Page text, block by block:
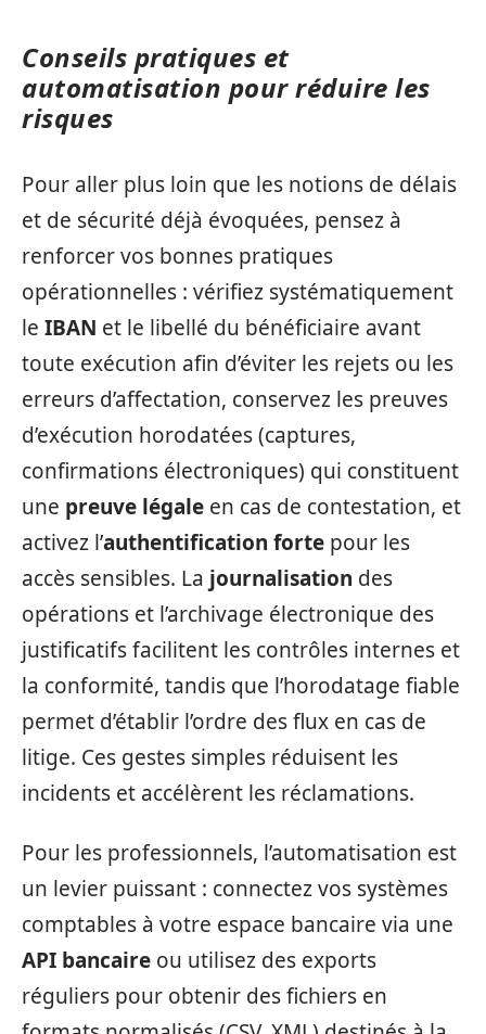
Conseils pratiques et
automatisation pour réduire les
risques
Pour aller plus loin que les notions de délais
et de sécurité déjà évoquées, pensez à
renforcer vos bonnes pratiques
opérationnelles : vérifiez systématiquement
le IBAN et le libellé du bénéficiaire avant
toute exécution afin d’éviter les rejets ou les
erreurs d’affectation, conservez les preuves
d’exécution horodatées (captures,
confirmations électroniques) qui constituent
une preuve légale en cas de contestation, et
activez l’authentification forte pour les
accès sensibles. La journalisation des
opérations et l’archivage électronique des
justificatifs facilitent les contrôles internes et
la conformité, tandis que l’horodatage fiable
permet d’établir l’ordre des flux en cas de
litige. Ces gestes simples réduisent les
incidents et accélèrent les réclamations.
Pour les professionnels, l’automatisation est
un levier puissant : connectez vos systèmes
comptables à votre espace bancaire via une
API bancaire ou utilisez des exports
réguliers pour obtenir des fichiers en